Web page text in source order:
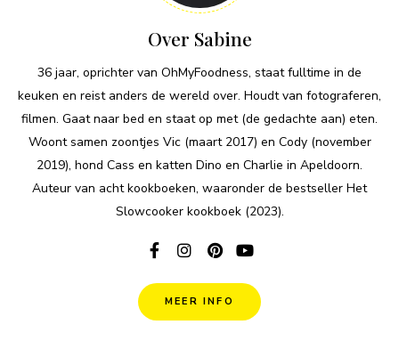
Over Sabine
36 jaar, oprichter van OhMyFoodness, staat fulltime in de
keuken en reist anders de wereld over. Houdt van fotograferen,
filmen. Gaat naar bed en staat op met (de gedachte aan) eten.
Woont samen zoontjes Vic (maart 2017) en Cody (november
2019), hond Cass en katten Dino en Charlie in Apeldoorn.
Auteur van acht kookboeken, waaronder de bestseller Het
Slowcooker kookboek (2023).
MEER INFO